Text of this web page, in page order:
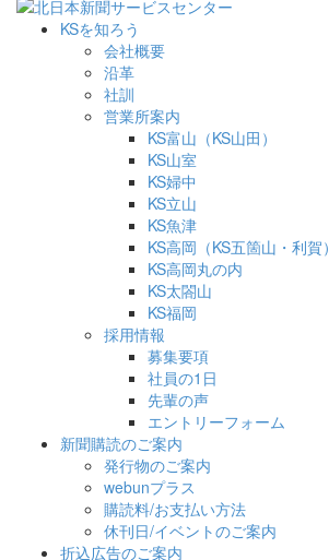
KSを知ろう
会社概要
沿革
社訓
営業所案内
KS富山（KS山田）
KS山室
KS婦中
KS立山
KS魚津
KS高岡（KS五箇山・利賀）
KS高岡丸の内
KS太閤山
KS福岡
採用情報
募集要項
社員の1日
先輩の声
エントリーフォーム
新聞購読のご案内
発行物のご案内
webunプラス
購読料/お支払い方法
休刊日/イベントのご案内
折込広告のご案内